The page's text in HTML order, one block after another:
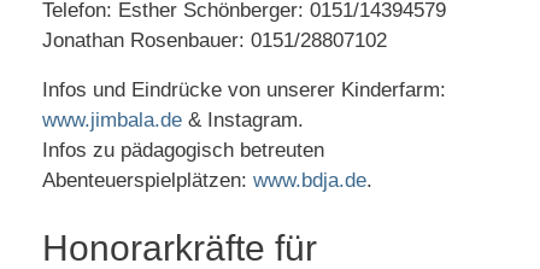
Telefon: Esther Schönberger: 0151/14394579
Jonathan Rosenbauer: 0151/28807102
Infos und Eindrücke von unserer Kinderfarm:
www.jimbala.de & Instagram.
Infos zu pädagogisch betreuten
Abenteuerspielplätzen: www.bdja.de.
Honorarkräfte für